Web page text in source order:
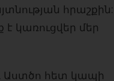
հրաշքին:
կառուցվեր մեր
Աստծո հետ կապի